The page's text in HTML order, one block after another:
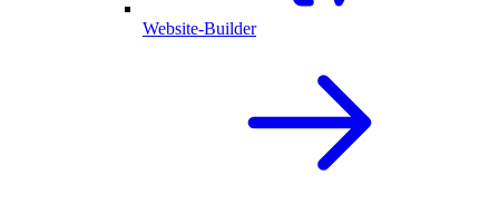
Website-Builder